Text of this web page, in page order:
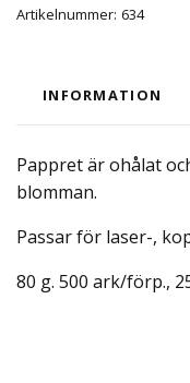
Artikelnummer: 634
INFORMATION
Pappret är ohålat
blomman.
Passar för laser-,
80 g. 500 ark/förp.,